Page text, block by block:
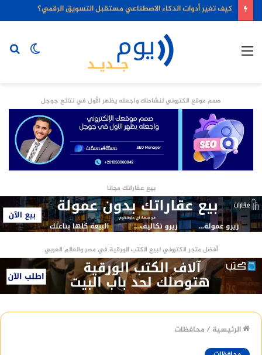
كيف تغير أدوات الذكاء الاصطناعي مستقبل التسويق الرقمي؟
الوضع
صمم موقع الكتروني لنشاطك واجعله يظهر الأول في نتائج جوجل
بيع عقاراتك مجانا
أفضل متجر الكتروني لبيع الكتب الورقية في مصر والعالم العربي
الرئيسية / محافظات